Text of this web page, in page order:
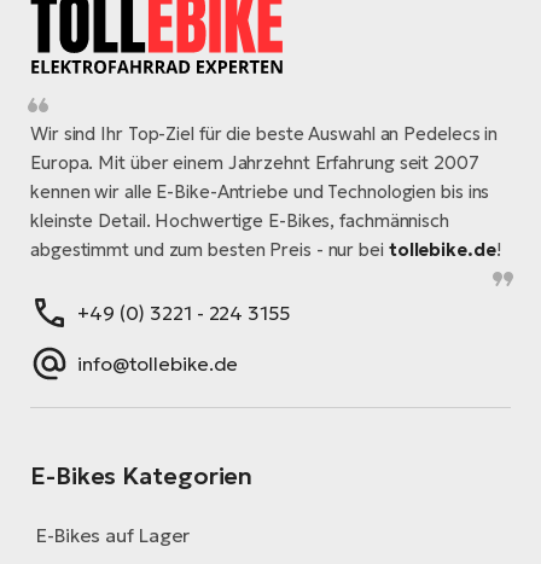
Wir sind Ihr Top-Ziel für die beste Auswahl an Pedelecs in
Europa. Mit über einem Jahrzehnt Erfahrung seit 2007
kennen wir alle E-Bike-Antriebe und Technologien bis ins
kleinste Detail. Hochwertige E-Bikes, fachmännisch
abgestimmt und zum besten Preis - nur bei tollebike.de!
+49 (0) 3221 - 224 3155
info@tollebike.de
E-Bikes Kategorien
E-Bikes auf Lager